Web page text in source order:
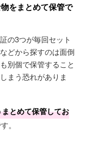
をまとめて保管で
の3つが毎回セット
どから探すのは面倒
別個で保管すること
まう恐れがありま
とめて保管してお
。